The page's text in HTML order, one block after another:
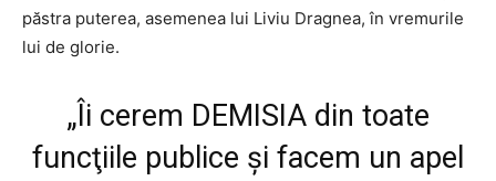
păstra puterea, asemenea lui Liviu Dragnea, în vremurile
lui de glorie.
„Îi cerem DEMISIA din toate
funcţiile publice şi facem un apel